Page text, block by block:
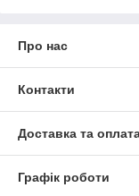
Про нас
Контакти
Доставка та
Графік роботи